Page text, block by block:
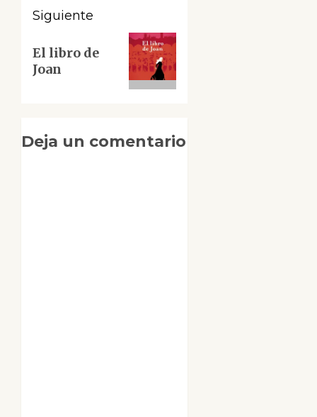
Siguiente
entrada:
El libro de
Joan
Deja un comentario